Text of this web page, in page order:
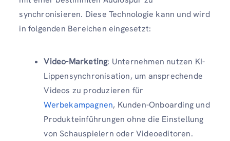
synchronisieren. Diese Technologie kann und wird
in folgenden Bereichen eingesetzt:
Video-Marketing: Unternehmen nutzen KI-
Lippensynchronisation, um ansprechende
Videos zu produzieren für
Werbekampagnen, Kunden-Onboarding und
Produkteinführungen ohne die Einstellung
von Schauspielern oder Videoeditoren.